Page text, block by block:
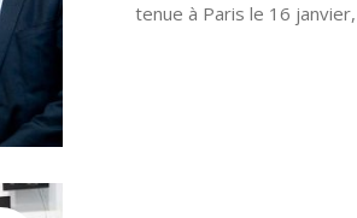
tenue à Paris le 16 janvier,